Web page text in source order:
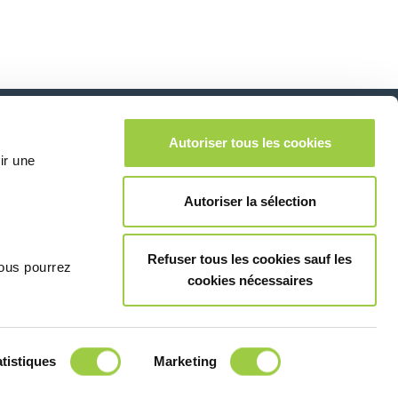
une
pourrez
Marketing
Autoriser tous les cookies
Autoriser la sélection
Refuser tous les cookies sauf les
cookies nécessaires
leave this field empty.
在社交媒体上关注我
们
© Copyright 2026 法律信息和隐私声明